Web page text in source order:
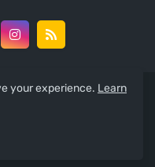
your experience. Learn